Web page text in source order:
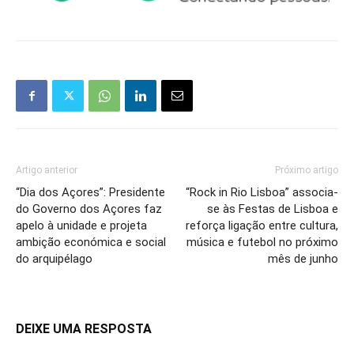
Artigo anterior
“Dia dos Açores”: Presidente
do Governo dos Açores faz
apelo à unidade e projeta
ambição económica e social
do arquipélago
Próximo artigo
“Rock in Rio Lisboa” associa-
se às Festas de Lisboa e
reforça ligação entre cultura,
música e futebol no próximo
mês de junho
DEIXE UMA RESPOSTA